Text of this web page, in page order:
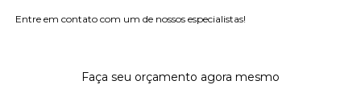
Entre em contato com um de nossos especialistas!
Faça seu orçamento agora mesmo